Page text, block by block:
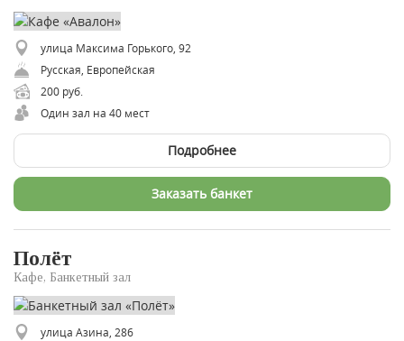
улица Максима Горького, 92
Русская, Европейская
200 руб.
Один зал на 40 мест
Подробнее
Заказать банкет
Полёт
Кафе, Банкетный зал
улица Азина, 286